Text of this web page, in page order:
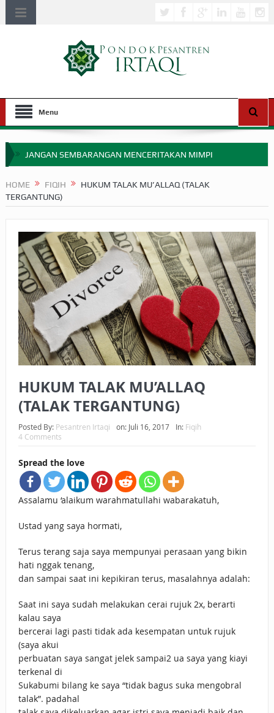
Menu
JANGAN SEMBARANGAN MENCERITAKAN MIMPI
MIMPI YANG DIABAIKAN MENJELANG PERANG BADAR
SEBELUM TIBA SAAT WAJIB?
HAKIKAT NIKMAT DI DUNIA!
BAGAIMANA CARA MEMBAYAR ZAKAT UANG?
UANG HARAM BISA MENJADI HALAL JIKA SEBAB
KEPEMILIKANNYA BERUBAH
ISTIDLAL BATIL VS ISTIDLAL SYAR’I
BAHASA CINTA KARENA ALLAH
HUKUM MEMBAYAR ZAKAT DENGAN CARA MENGANGSUR
HUKUM MEMBAYAR ZAKAT KEPADA KERABAT SENDIRI
HOME FIQIH
HUKUM TALAK MU’ALLAQ (TALAK
TERGANTUNG)
HUKUM TALAK MU’ALLAQ
(TALAK TERGANTUNG)
Posted By: Pesantren Irtaqi on: Juli 16, 2017 In: Fiqih
4 Comments
Spread the love
Assalamu ‘alaikum warahmatullahi wabarakatuh,
Ustad yang saya hormati,
Terus terang saja saya mempunyai perasaan yang bikin
hati nggak tenang,
dan sampai saat ini kepikiran terus, masalahnya adalah:
Saat ini saya sudah melakukan cerai rujuk 2x, berarti
kalau saya
bercerai lagi pasti tidak ada kesempatan untuk rujuk
(saya akui
perbuatan saya sangat jelek sampai2 ua saya yang kiayi
terkenal di
Sukabumi bilang ke saya “tidak bagus suka mengobral
talak”. padahal